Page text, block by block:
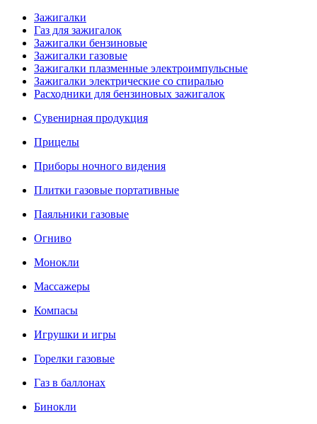
Зажигалки
Газ для зажигалок
Зажигалки бензиновые
Зажигалки газовые
Зажигалки плазменные электроимпульсные
Зажигалки электрические со спиралью
Расходники для бензиновых зажигалок
Сувенирная продукция
Прицелы
Приборы ночного видения
Плитки газовые портативные
Паяльники газовые
Огниво
Монокли
Массажеры
Компасы
Игрушки и игры
Горелки газовые
Газ в баллонах
Бинокли